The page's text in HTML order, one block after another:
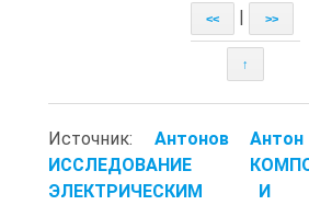
<< | >>
↑
Источник: Антонов Антон
ИССЛЕДОВАНИЕ
ЭЛЕКТРИЧЕСКИМ И